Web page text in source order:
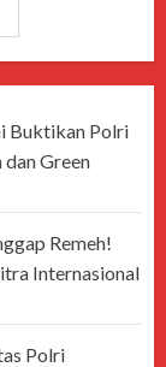
Buktikan Polri
Green
Remeh!
Internasional
Polri